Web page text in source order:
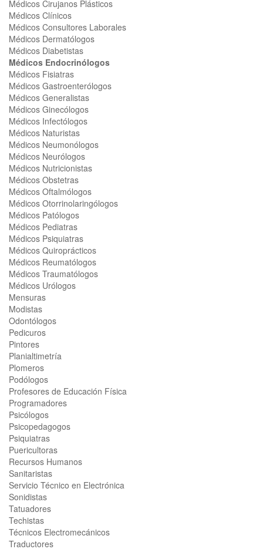
Médicos Cirujanos Plásticos
Médicos Clínicos
Médicos Consultores Laborales
Médicos Dermatólogos
Médicos Diabetistas
Médicos Endocrinólogos
Médicos Fisiatras
Médicos Gastroenterólogos
Médicos Generalistas
Médicos Ginecólogos
Médicos Infectólogos
Médicos Naturistas
Médicos Neumonólogos
Médicos Neurólogos
Médicos Nutricionistas
Médicos Obstetras
Médicos Oftalmólogos
Médicos Otorrinolaringólogos
Médicos Patólogos
Médicos Pediatras
Médicos Psiquiatras
Médicos Quiroprácticos
Médicos Reumatólogos
Médicos Traumatólogos
Médicos Urólogos
Mensuras
Modistas
Odontólogos
Pedicuros
Pintores
Planialtimetría
Plomeros
Podólogos
Profesores de Educación Física
Programadores
Psicólogos
Psicopedagogos
Psiquiatras
Puericultoras
Recursos Humanos
Sanitaristas
Servicio Técnico en Electrónica
Sonidistas
Tatuadores
Techistas
Técnicos Electromecánicos
Traductores